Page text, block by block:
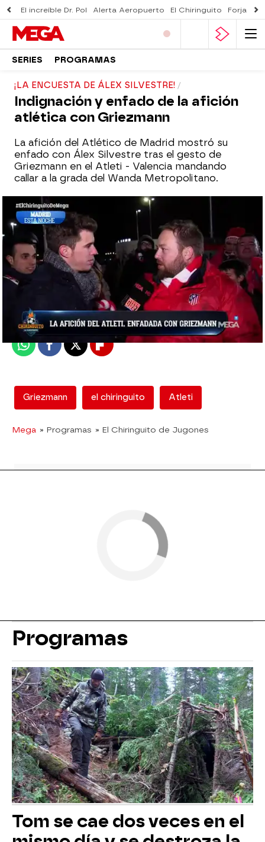
El increíble Dr. Pol Alerta Aeropuerto El Chiringuito Forjado
SERIES PROGRAMAS
¡LA ENCUESTA DE ÁLEX SILVESTRE!
Indignación y enfado de la afición
atlética con Griezmann
La afición del Atlético de Madrid mostró su
enfado con Álex Silvestre tras el gesto de
Griezmann en el Atleti - Valencia mandando
callar a la grada del Wanda Metropolitano.
mega
Publicado:05 de febrero de 2018, 02:01
WhatsappFacebook
X Flipboard
Griezmann el chiringuito Atleti
Mega » Programas » El Chiringuito de Jugones
Programas
Tom se cae dos veces en el